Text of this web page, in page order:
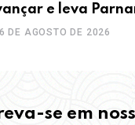
e leva
IDEB da
6 DE AGOSTO DE 2026
se em